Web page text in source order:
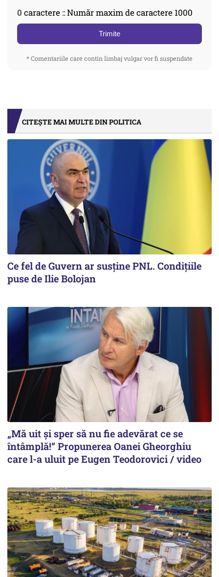
0 caractere :: Număr maxim de caractere 1000
Trimite
* Comentariile care contin limbaj vulgar vor fi suspendate
CITEȘTE MAI MULTE DIN POLITICA
Ce fel de Guvern ar susține PNL. Condițiile
puse de Ilie Bolojan
„Mă uit și sper să nu fie adevărat ce se
întâmplă!“ Propunerea Oanei Gheorghiu
care l-a uluit pe Eugen Teodorovici / video